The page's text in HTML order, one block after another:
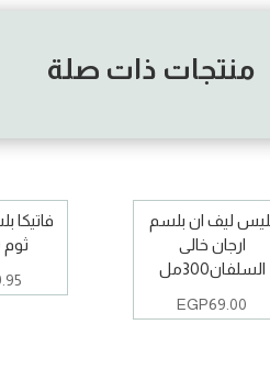
منتجات ذات صلة
ليف ان بلسم
ارجان خالى
السلفان300مل
EGP69.00
فاتيكا
ثوم 400مل